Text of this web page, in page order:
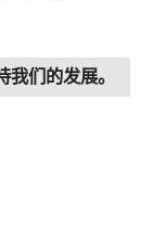
们的发展。